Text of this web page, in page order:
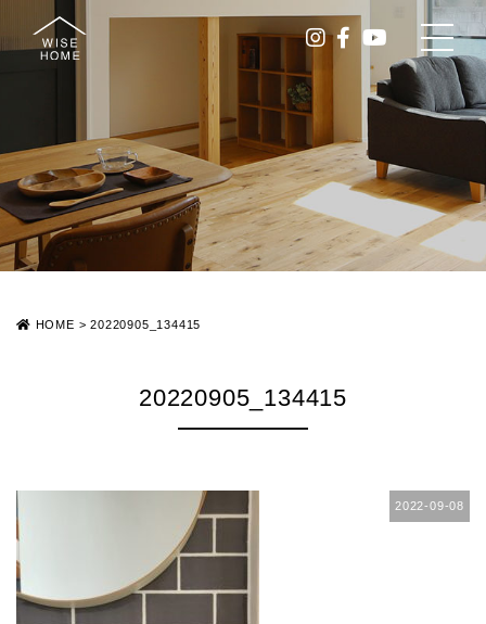
HOME >20220905_134415
20220905_134415
2022-09-08